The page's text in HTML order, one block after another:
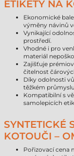
ETIKETY NA
Ekonomické
výměny návinů
Vynikající
prostředí.
Vhodné i pro
materiál
Zajišťuje
čitelnost
Díky odolnosti
těžkém
Kompatibilní s
samolepicích
SYNTETICKÉ
KOTOUČI –
Pořizovací cena